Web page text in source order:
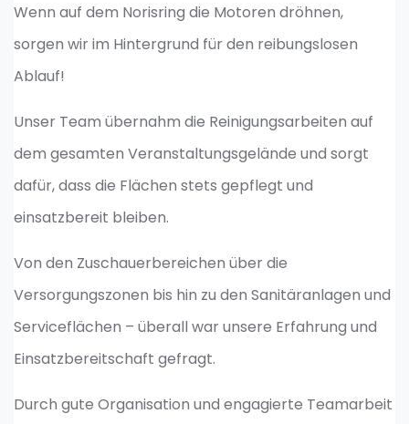
Wenn auf dem Norisring die Motoren dröhnen,
sorgen wir im Hintergrund für den reibungslosen
Ablauf!
Unser Team übernahm die Reinigungsarbeiten auf
dem gesamten Veranstaltungsgelände und sorgt
dafür, dass die Flächen stets gepflegt und
einsatzbereit bleiben.
Von den Zuschauerbereichen über die
Versorgungszonen bis hin zu den Sanitäranlagen und
Serviceflächen – überall war unsere Erfahrung und
Einsatzbereitschaft gefragt.
Durch gute Organisation und engagierte Teamarbeit